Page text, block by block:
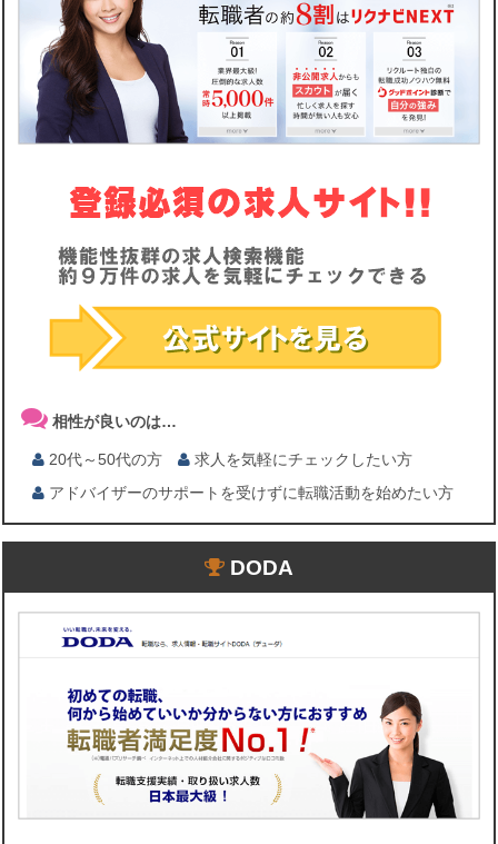
相性が良いのは…
20代～50代の方
求人を気軽にチェックしたい方
アドバイザーのサポートを受けずに転職活動を始めたい方
DODA